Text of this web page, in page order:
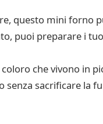
questo mini forno
puoi preparare i
che vivono in
sacrificare la